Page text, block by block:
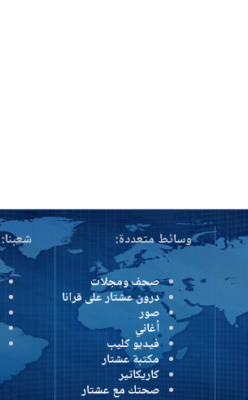
وسائط متعددة:
صحف ومجلات
درون عشتار على قرانا
صور
أغاني
فيديو كليب
مكتبة عشتار
كاريكاتير
صحتك مع عشتار
شعبنا: